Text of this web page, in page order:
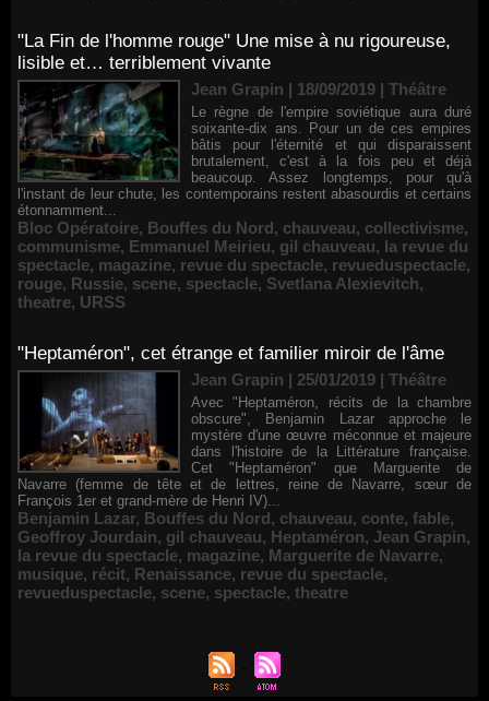
"La Fin de l'homme rouge" Une mise à nu rigoureuse,
lisible et… terriblement vivante
Jean Grapin | 18/09/2019 | Théâtre
Le règne de l'empire soviétique aura duré
soixante-dix ans. Pour un de ces empires
bâtis pour l'éternité et qui disparaissent
brutalement, c'est à la fois peu et déjà
beaucoup. Assez longtemps, pour qu'à
l'instant de leur chute, les contemporains restent abasourdis et certains
étonnamment...
Bloc Opératoire, Bouffes du Nord, chauveau, collectivisme,
communisme, Emmanuel Meirieu, gil chauveau, la revue du
spectacle, magazine, revue du spectacle, revueduspectacle,
rouge, Russie, scene, spectacle, Svetlana Alexievitch,
theatre, URSS
"Heptaméron", cet étrange et familier miroir de l'âme
Jean Grapin | 25/01/2019 | Théâtre
Avec "Heptaméron, récits de la chambre
obscure", Benjamin Lazar approche le
mystère d'une œuvre méconnue et majeure
dans l'histoire de la Littérature française.
Cet "Heptaméron" que Marguerite de
Navarre (femme de tête et de lettres, reine de Navarre, sœur de
François 1er et grand-mère de Henri IV)...
Benjamin Lazar, Bouffes du Nord, chauveau, conte, fable,
Geoffroy Jourdain, gil chauveau, Heptaméron, Jean Grapin,
la revue du spectacle, magazine, Marguerite de Navarre,
musique, récit, Renaissance, revue du spectacle,
revueduspectacle, scene, spectacle, theatre